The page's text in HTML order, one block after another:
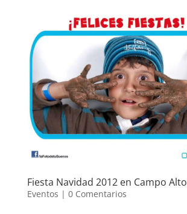
Fiesta Navidad 2012 en Campo Alto
Eventos | 0 Comentarios